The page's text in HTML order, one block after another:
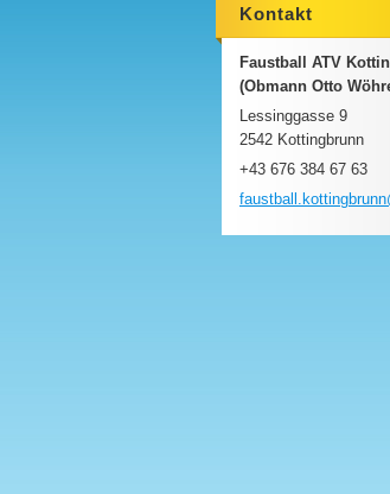
Kontakt
Faustball ATV
(Obmann Otto
Lessinggasse 9
2542 Kottingbrunn
+43 676 384 67 63
faustbal l.kottin